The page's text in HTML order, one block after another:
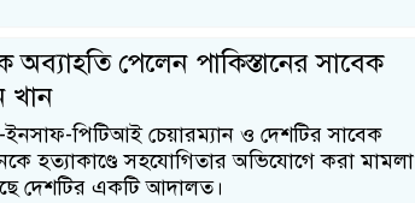
অব্যাহতি পেলেন পাকিস্তানের সাবেক
খান
ইনসাফ-পিটিআই চেয়ারম্যান ও দেশটির সাবেক
হত্যাকাণ্ডে সহযোগিতার অভিযোগে করা মামলা
দেশটির একটি আদালত।